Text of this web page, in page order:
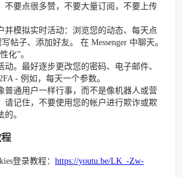
不要点很多赞，不要大量订阅，不要上传
并模拟实时活动：浏览您的动态、每天点
帖子、添加好友。 在 Messenger 中聊天。
化”。
动。最好逐步更改您的密码、电子邮件、
- 例如，每天一个参数。
普通用户一样行事，而不是像机器人或营
请记住，不要使用您的帐户进行欺诈或欺
。
登录教程： https://youtu.be/LK_-Zw-